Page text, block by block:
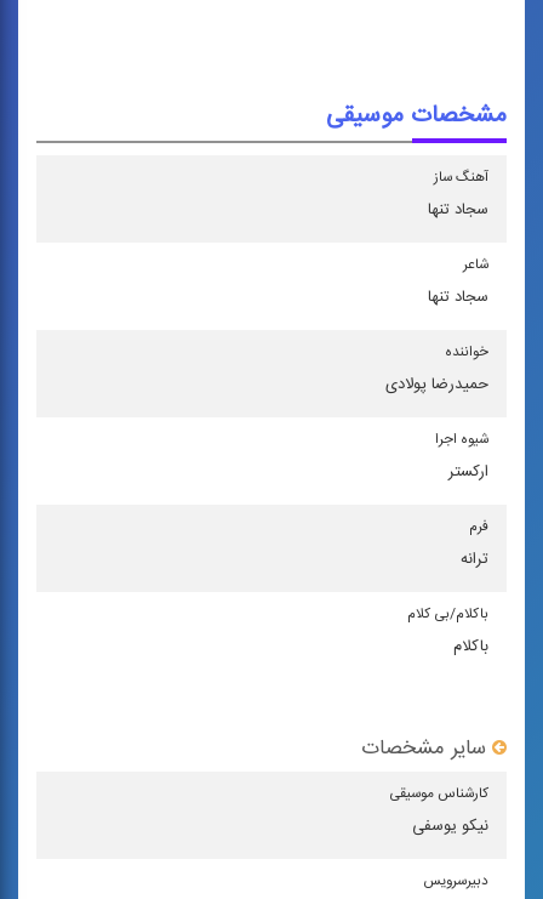
مشخصات موسیقی
آهنگ ساز
سجاد تنها
شاعر
سجاد تنها
خواننده
حمیدرضا پولادی
شیوه اجرا
اركستر
فرم
ترانه
باكلام/بی كلام
باکلام
سایر مشخصات
كارشناس موسیقی
نیکو یوسفی
دبیرسرویس